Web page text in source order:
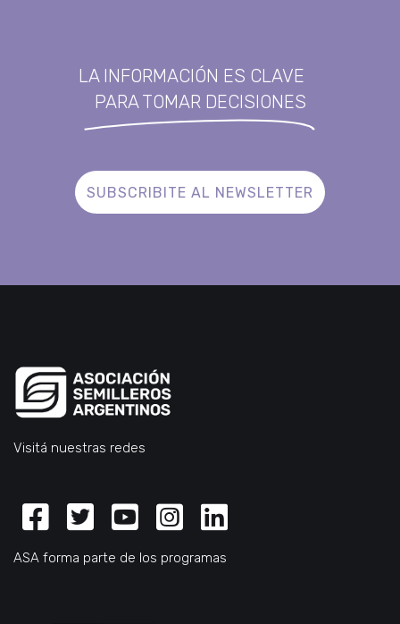
LA INFORMACIÓN ES CLAVE
PARA TOMAR DECISIONES
SUBSCRIBITE AL NEWSLETTER
Visitá nuestras redes
Facebook
TwitterYoutube
Instagram
Linkedin
ASA forma parte de los programas